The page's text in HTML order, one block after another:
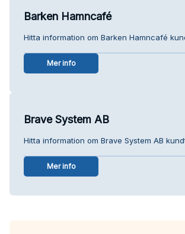
Barken Hamncafé
Hitta information om Barken Hamncafé
Mer info
Brave System AB
Hitta information om Brave System AB
Mer info